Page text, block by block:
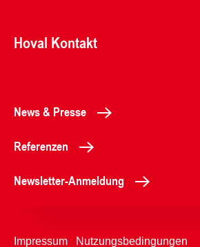
Hoval Kontakt
News & Presse
Referenzen
Newsletter-Anmeldung
Impressum Nutzungsbedingungen